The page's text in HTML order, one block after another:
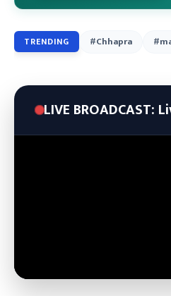
TRENDING #Chhapra
LIVE BROADCAST: